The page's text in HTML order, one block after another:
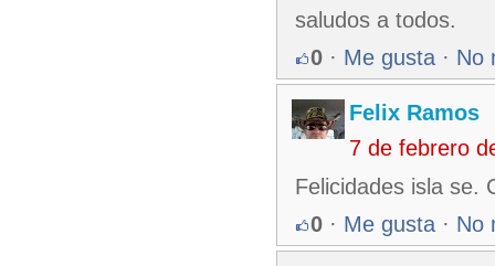
saludos a todos.
0 · Me gusta · No
Felix Ramos
7 de febrero
Felicidades isla se.
0 · Me gusta · No